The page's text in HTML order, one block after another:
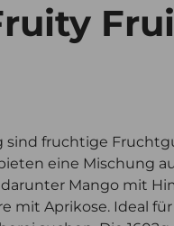
sind fruchtige
eine Mischung
Mango mit
mit Aprikose. Ideal für